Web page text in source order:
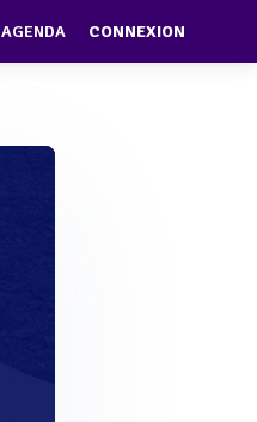
AGENDA CONNEXION